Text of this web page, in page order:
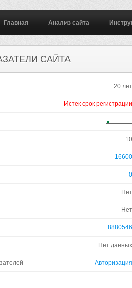
Главная Анализ сайта
САЙТА
20 лет
Истек срок регистрации
10
16600
0
Нет
Нет
8880546
Нет данных
Авторизация